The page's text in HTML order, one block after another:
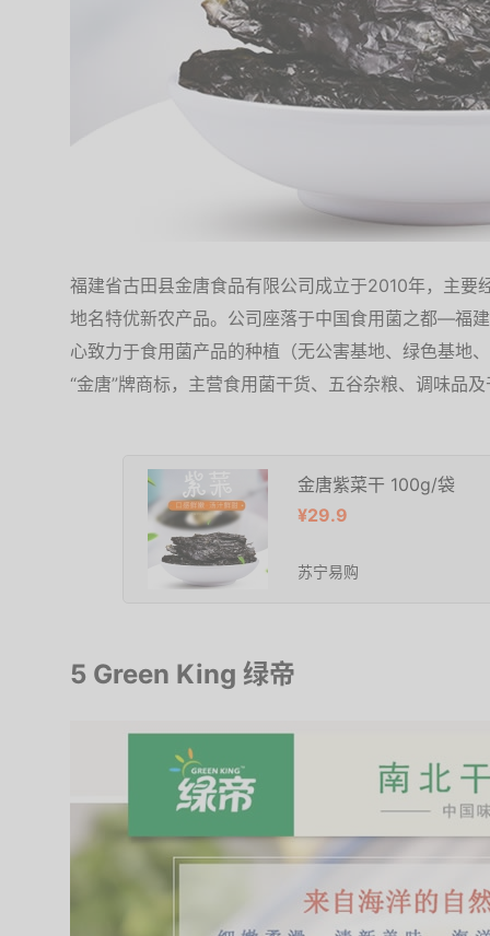
福建省古田县金唐食品有限公司成立于2010年，主要
地名特优新农产品。公司座落于中国食用菌之都—福
心致力于食用菌产品的种植（无公害基地、绿色基地
“金唐”牌商标，主营食用菌干货、五谷杂粮、调味品
金唐紫菜干 100g/袋
¥29.9
苏宁易购
5 Green King 绿帝